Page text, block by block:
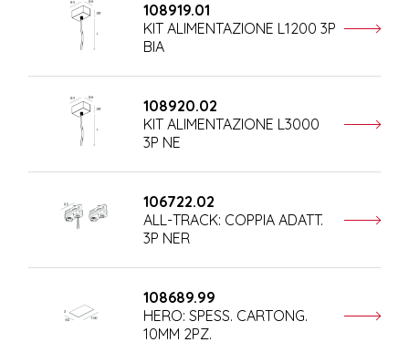
108919.01
KIT ALIMENTAZIONE L1200 3P
BIA
108920.02
KIT ALIMENTAZIONE L3000
3P NE
106722.02
ALL-TRACK: COPPIA ADATT.
3P NER
108689.99
HERO: SPESS. CARTONG.
10MM 2PZ.